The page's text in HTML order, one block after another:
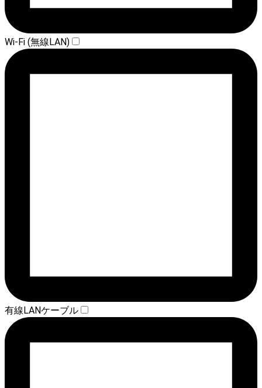
Wi-Fi (無線LAN)
有線LANケーブル